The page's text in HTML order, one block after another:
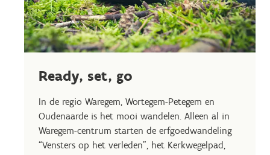
Ready, set, go
In de regio Waregem, Wortegem-Petegem en
Oudenaarde is het mooi wandelen. Alleen al in
Waregem-centrum starten de erfgoedwandeling
“Vensters op het verleden”, het Kerkwegelpad,